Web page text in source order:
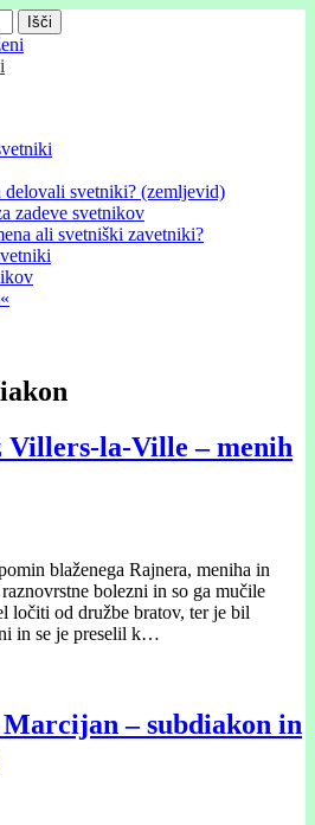
svetniki? (zemljevid)
zadeve svetnikov
ali svetniški zavetniki?
Villers-la-Ville – menih
blaženega Rajnera, meniha in
bolezni in so ga mučile
ločiti od družbe bratov, ter je bil
in se je preselil k…
– subdiakon in